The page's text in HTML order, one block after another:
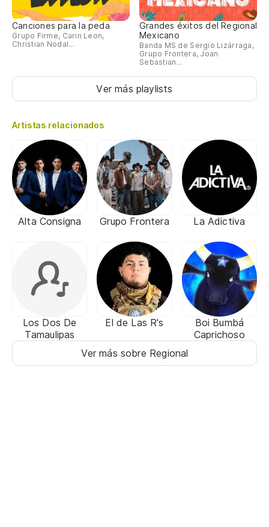
Canciones para la peda
Grupo Firme, Carin Leon,
Christian Nodal...
Grandes éxitos del Regional
Mexicano
Banda MS de Sergio Lizárraga,
Grupo Frontera, Joan
Sebastian...
Ver más playlists
Artistas relacionados
Alta Consigna Grupo Frontera La Adictiva
Los Dos De
Tamaulipas
El de Las R's
Boi Bumbá
Caprichoso
Ver más sobre Regional